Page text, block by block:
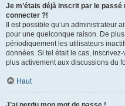
Je m’étais déjà inscrit par le
connecter ?!
Il est possible qu’un administrateur
pour une quelconque raison. De
périodiquement les utilisateurs
données. Si tel était le cas,
plus activement aux discussions du
Haut